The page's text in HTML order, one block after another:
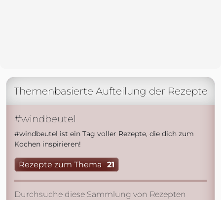
Themenbasierte Aufteilung der Rezepte
#windbeutel
#windbeutel ist ein Tag voller Rezepte, die dich zum
Kochen inspirieren!
Rezepte zum Thema 21
Durchsuche diese Sammlung von Rezepten